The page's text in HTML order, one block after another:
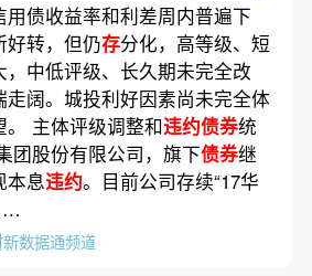
用债收益率和利差周内普遍下
好转，但仍存分化，高等级、短
中低评级、长久期未完全改
阔。城投利好因素尚未完全体
主体评级调整和违约债券统
团股份有限公司，旗下债券继
本息违约。目前公司存续“17华
新数据通频道